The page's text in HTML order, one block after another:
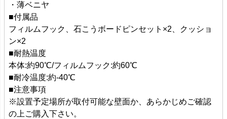
・薄ベニヤ
■付属品
フィルムフック、石こうボードピンセット×2、クッショ
ン×2
■耐熱温度
本体:約90℃/フィルムフック:約60℃
■耐冷温度:約-40℃
■注意事項
※設置予定場所が取付可能な壁面か、あらかじめご確認
の上ご購入下さい。